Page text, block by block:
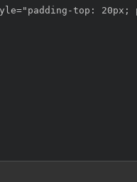
top: 20px;